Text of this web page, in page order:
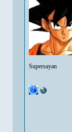
Supersayan